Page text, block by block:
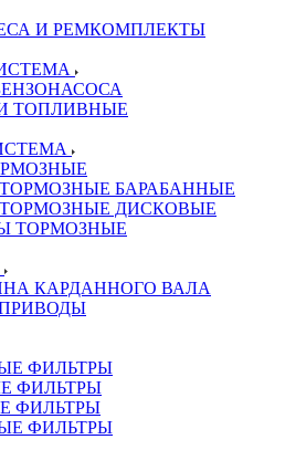
И РЕМКОМПЛЕКТЫ
ТОПЛИВНЫЕ
БАРАБАННЫЕ
ДИСКОВЫЕ
ТОРМОЗНЫЕ
КАРДАННОГО ВАЛА
ФИЛЬТРЫ
ФИЛЬТРЫ
ФИЛЬТРЫ
ФИЛЬТРЫ